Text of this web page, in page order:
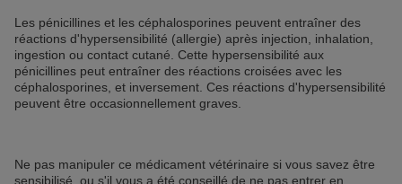
Les pénicillines et les céphalosporines peuvent entraîner des
réactions d'hypersensibilité (allergie) après injection, inhalation,
ingestion ou contact cutané. Cette hypersensibilité aux
pénicillines peut entraîner des réactions croisées avec les
céphalosporines, et inversement. Ces réactions d'hypersensibilité
peuvent être occasionnellement graves.
Ne pas manipuler ce médicament vétérinaire si vous savez être
sensibilisé, ou s'il vous a été conseillé de ne pas entrer en